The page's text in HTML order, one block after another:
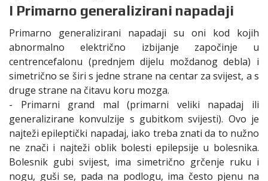
I Primarno generalizirani napadaji
Primarno generalizirani napadaji su oni kod kojih
abnormalno električno izbijanje započinje u
centrencefalonu (prednjem dijelu moždanog debla) i
simetrično se širi s jedne strane na centar za svijest, a s
druge strane na čitavu koru mozga.
- Primarni grand mal (primarni veliki napadaj ili
generalizirane konvulzije s gubitkom svijesti). Ovo je
najteži epileptički napadaj, iako treba znati da to nužno
ne znači i najteži oblik bolesti epilepsije u bolesnika.
Bolesnik gubi svijest, ima simetrično grčenje ruku i
nogu, guši se, pada na podlogu, ima često pjenu na